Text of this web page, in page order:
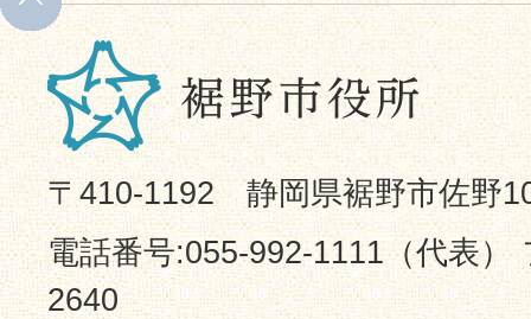
〒410-1192 静岡県裾野市佐野
電話番号:055-992-1111（代表）
2640